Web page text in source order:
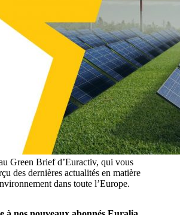
Green Brief d’Euractiv, qui vous
des dernières actualités en matière
dans toute l’Europe.